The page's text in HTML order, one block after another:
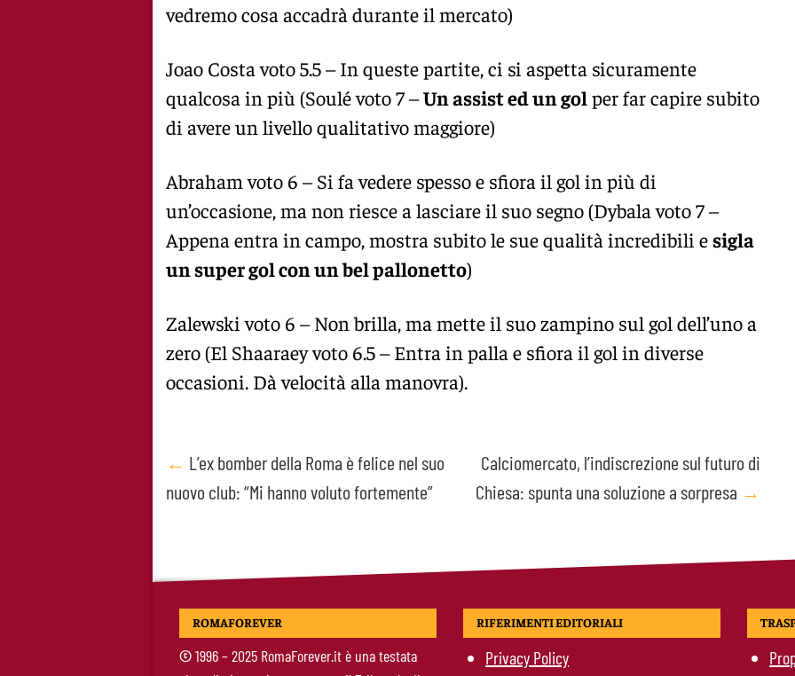
vedremo cosa accadrà durante il mercato)
Joao Costa voto 5.5 – In queste partite, ci si aspetta sicuramente
qualcosa in più (Soulé voto 7 –Un assist ed un golper far capire subito
di avere un livello qualitativo maggiore)
Abraham voto 6 – Si fa vedere spesso e sfiora il gol in più di
un’occasione, ma non riesce a lasciare il suo segno (Dybala voto 7 –
Appena entra in campo, mostra subito le sue qualità incredibili e sigla
un super gol con un bel pallonetto)
Zalewski voto 6 – Non brilla, ma mette il suo zampino sul gol dell’uno a
zero (El Shaaraey voto 6.5 – Entra in palla e sfiora il gol in diverse
occasioni. Dà velocità alla manovra).
Post
navigation
← L’ex bomber della Roma è felice nel suo
nuovo club: “Mi hanno voluto fortemente”
Calciomercato, l’indiscrezione sul futuro di
Chiesa: spunta una soluzione a sorpresa →
ROMAFOREVER
©1996 – 2025 RomaForever.it è una testata
RIFERIMENTI EDITORIALI
Privacy Policy